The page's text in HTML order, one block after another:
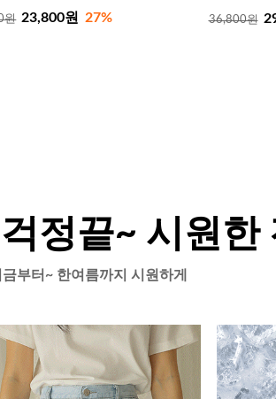
원 23,800원 27% 36,800원
정끝~ 시원한
금부터~ 한여름까지 시원하게